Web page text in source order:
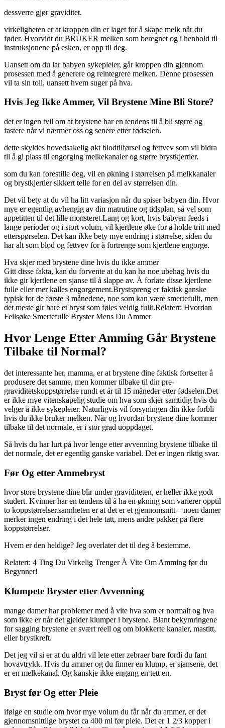
dessverre gjør graviditet.
virkeligheten er at kroppen din er laget for å skape melk når du
føder. Hvorvidt du BRUKER melken som beregnet og i henhold til
instruksjonene på esken, er opp til deg.
Uansett om du lar babyen sykepleier, går kroppen din gjennom
prosessen med å generere og reintegrere melken. Denne prosessen
vil ta sin toll, uansett hvem suger på hva.
Hvis Jeg Ikke Ammer, Vil Brystene Mine Bli Store?
det er ingen tvil om at brystene har en tendens til å bli større og
fastere når vi nærmer oss og senere etter fødselen.
dette skyldes hovedsakelig økt blodtilførsel og fettvev som vil bidra
til å gi plass til engorging melkekanaler og større brystkjertler.
som du kan forestille deg, vil en økning i størrelsen på melkkanaler
og brystkjertler sikkert telle for en del av størrelsen din.
Det vil bety at du vil ha litt variasjon når du spiser babyen din. Hvor
mye er egentlig avhengig av din matrutine og tidsplan, så vel som
appetitten til det lille monsteret.Lang og kort, hvis babyen feeds i
lange perioder og i stort volum, vil kjertlene øke for å holde tritt med
etterspørselen. Det kan ikke bety mye endring i størrelse, siden du
har alt som blod og fettvev for å fortrenge som kjertlene engorge.
Hva skjer med brystene dine hvis du ikke ammer
Gitt disse fakta, kan du forvente at du kan ha noe ubehag hvis du
ikke gir kjertlene en sjanse til å slappe av. Å forlate disse kjertlene
fulle eller mer kalles engorgement.Brystspreng er faktisk ganske
typisk for de første 3 månedene, noe som kan være smertefullt, men
det meste gir bare et bryst som føles veldig fullt.Relatert: Hvordan
Feilsøke Smertefulle Bryster Mens Du Ammer
Hvor Lenge Etter Amming Går Brystene
Tilbake til Normal?
det interessante her, mamma, er at brystene dine faktisk fortsetter å
produsere det samme, men kommer tilbake til din pre-
graviditetskoppstørrelse rundt et år til 15 måneder etter fødselen.Det
er ikke mye vitenskapelig studie om hva som skjer samtidig hvis du
velger å ikke sykepleier. Naturligvis vil forsyningen din ikke forbli
hvis du ikke bruker melken. Når og hvordan brystene dine kommer
tilbake til det normale, er i stor grad uoppdaget.
Så hvis du har lurt på hvor lenge etter avvenning brystene tilbake til
det normale, det er egentlig ganske variabel. Det er ingen riktig svar.
Før Og etter Ammebryst
hvor store brystene dine blir under graviditeten, er heller ikke godt
studert. Kvinner har en tendens til å ha en økning som varierer opptil
to koppstørrelser.sannheten er at det er et gjennomsnitt – noen damer
merker ingen endring i det hele tatt, mens andre pakker på flere
koppstørrelser.
Hvem er den heldige? Jeg overlater det til deg å bestemme.
Relatert: 4 Ting Du Virkelig Trenger Å Vite Om Amming før du
Begynner!
Klumpete Bryster etter Avvenning
mange damer har problemer med å vite hva som er normalt og hva
som ikke er når det gjelder klumper i brystene. Blant bekymringene
for sagging brystene er svært reell og om blokkerte kanaler, mastitt,
eller brystkreft.
Det jeg vil si er at du aldri vil lete etter zebraer bare fordi du fant
hovavtrykk. Hvis du ammer og du finner en klump, er sjansene, det
er en melkekanal. Og kanskje ikke engang en tett en.
Bryst før Og etter Pleie
ifølge en studie om hvor mye volum du får når du ammer, er det
gjennomsnittlige brystet ca 400 ml før pleie. Det er 1 2/3 kopper i